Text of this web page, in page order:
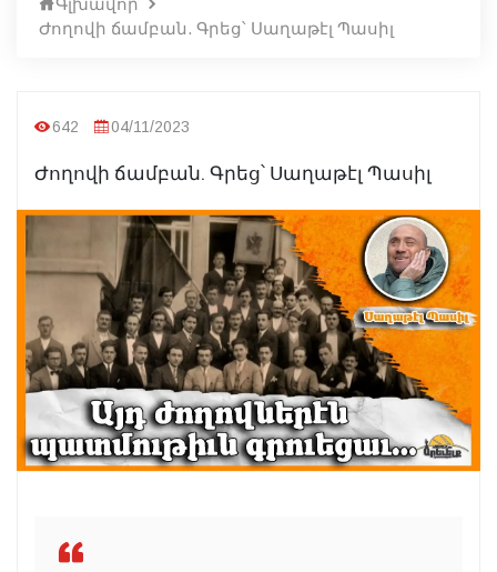
Ժողովի ճամբան. Գրեց՝ Սաղաթէլ Պասիլ
642 04/11/2023
Ժողովի ճամբան. Գրեց՝ Սաղաթէլ Պասիլ